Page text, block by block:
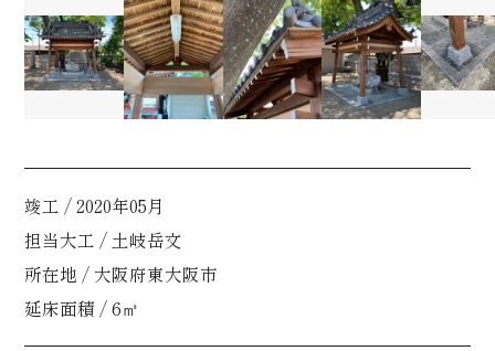
竣工 / 2020年05月
担当大工 / 土岐岳文
所在地 / 大阪府東大阪市
延床面積 / 6㎡